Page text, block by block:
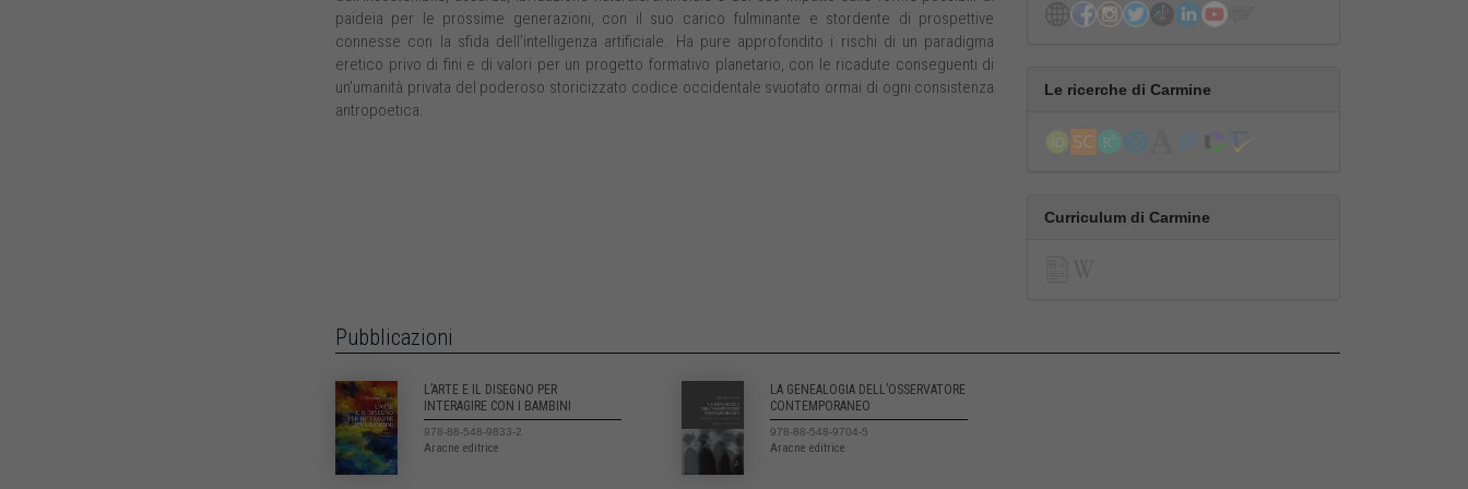
paideia per le prossime generazioni, con il suo carico fulminante e stordente di prospettive
connesse con la sfida dell’intelligenza artificiale. Ha pure approfondito i rischi di un paradigma
eretico privo di fini e di valori per un progetto formativo planetario, con le ricadute conseguenti di
un’umanità privata del poderoso storicizzato codice occidentale svuotato ormai di ogni consistenza
antropoetica.
Le ricerche di Carmine
Curriculum di Carmine
Pubblicazioni
L’ARTE E IL DISEGNO PER
INTERAGIRE CON I BAMBINI
978-88-548-9833-2
Aracne editrice
LA GENEALOGIA DELL’OSSERVATORE
CONTEMPORANEO
978-88-548-9704-5
Aracne editrice